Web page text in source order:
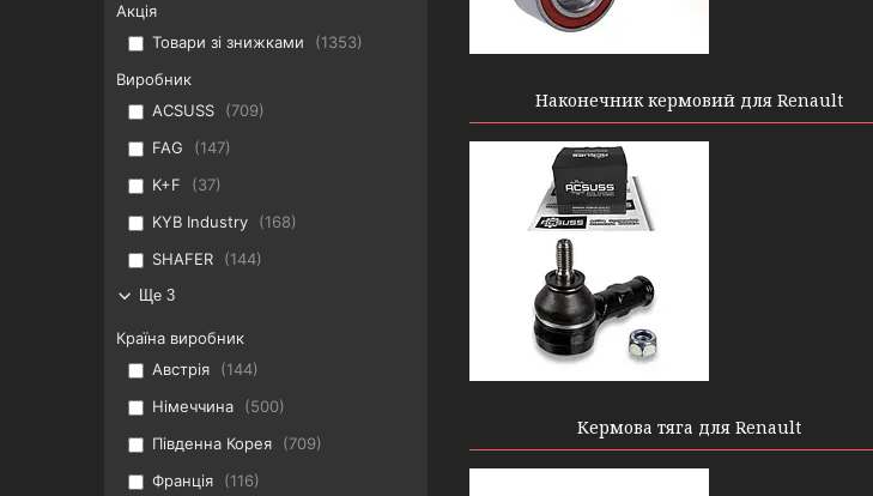
Наконечник кермовий для Renault
Кермова тяга для Renault
Акція
Товари зі знижками
1353
Виробник
ACSUSS
709
FAG
147
K+F
37
KYB Industry
168
SHAFER
144
Ще 3
Країна виробник
Австрія
144
Німеччина
500
Південна Корея
709
Франція
116